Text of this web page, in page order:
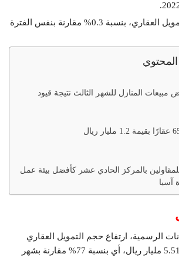
فيما انخفض حجم التمويل العقاري، بنسبة 0.3% مقارنة بنفس الفترة
مبيعات المنازل للشهر الثالث نتيجة قيود
للمقاولين بالمركز الحادي عشر كأفضل بيئة عمل
آسيا
الرسمية، ارتفاع حجم التمويل العقاري
السكني الجديد، إلى 5.51 مليار ريال، أي بنسبة 77% مقارنة بشهر